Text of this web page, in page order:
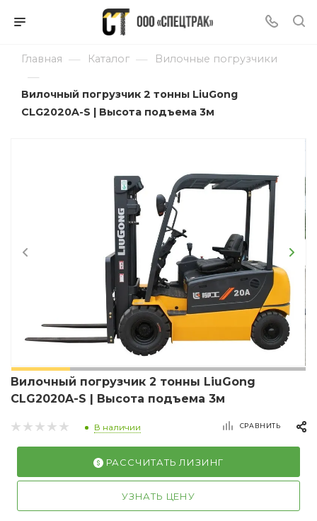
Главная — Каталог — Вилочные погрузчики
—
Вилочный погрузчик 2 тонны LiuGong
CLG2020A-S | Высота подъема 3м
Вилочный погрузчик 2 тонны LiuGong
CLG2020A-S | Высота подъема 3м
В наличии СРАВНИТЬ
РАССЧИТАТЬ ЛИЗИНГ
УЗНАТЬ ЦЕНУ